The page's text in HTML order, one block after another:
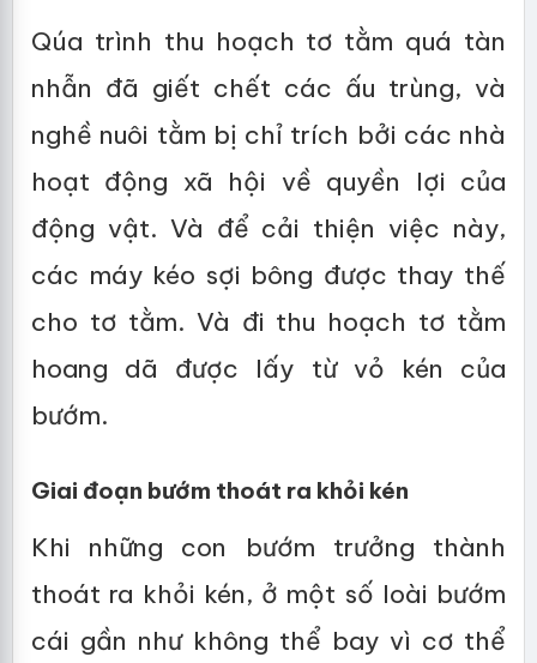
Qúa trình thu hoạch tơ tằm quá tàn
nhẫn đã giết chết các ấu trùng, và
nghề nuôi tằm bị chỉ trích bởi các nhà
hoạt động xã hội về quyền lợi của
động vật. Và để cải thiện việc này,
các máy kéo sợi bông được thay thế
cho tơ tằm. Và đi thu hoạch tơ tằm
hoang dã được lấy từ vỏ kén của
bướm.
Giai đoạn bướm thoát ra khỏi kén
Khi những con bướm trưởng thành
thoát ra khỏi kén, ở một số loài bướm
cái gần như không thể bay vì cơ thể